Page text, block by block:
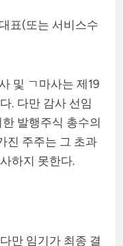
표(또는 서비스수
및 ㄱ마사는 제19
. 다만 감사 선임
발행주식 총수의
진 주주는 그 초과
하지 못한다.
만 임기가 최종 결